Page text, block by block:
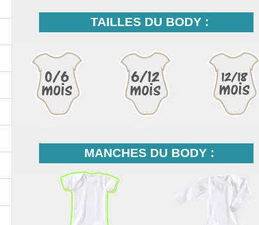
TAILLES DU BODY :
MANCHES DU BODY :